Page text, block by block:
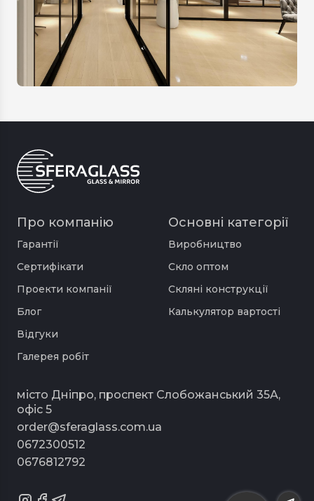
Про компанію
Гарантії
Сертифікати
Проекти компанії
Блог
Відгуки
Галерея робіт
Основні категорії
Виробництво
Скло оптом
Скляні конструкції
Калькулятор вартості
місто Дніпро, проспект Слобожанський 35А,
офіс 5
order@sferaglass.com.ua
0672300512
0676812792